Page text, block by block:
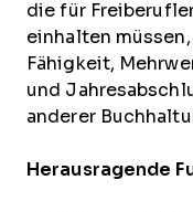
die für
einhalten
Fähigkeit,
und
anderer
Herausragende